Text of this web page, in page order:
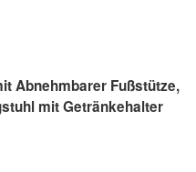
Abnehmbarer Fußstütze,
mit Getränkehalter